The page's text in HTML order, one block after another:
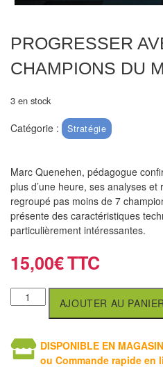
air
Pendules
Echiquier
aveugles
Logiciels
Livres
en
anglais
Livres
en
français
Tables
Accessoires
PROGRESSER
CHAMPIONS DU
3 en stock
Catégorie : Stratégie
Marc Quenehen, pédagogue
plus d’une heure, ses analyses
regroupé pas moins de 7
présente des caractéristiques
particulièrement intéressantes.
15,00€
AJOUTER AU PANIER
DISPONIBLE EN MAGASIN
ou Commande rapide en